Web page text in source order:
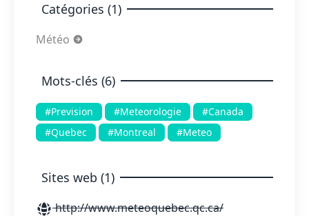
Catégories (1)
Météo
Mots-clés (6)
#Prevision #Meteorologie
#Canada
#Quebec
#Montreal #Meteo
Sites web (1)
http://www.meteoquebec.qc.ca/